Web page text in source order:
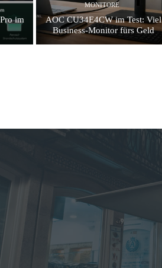
im
MONITORE
AOC CU34E4CW im Test: Viel
Business-Monitor fürs Geld